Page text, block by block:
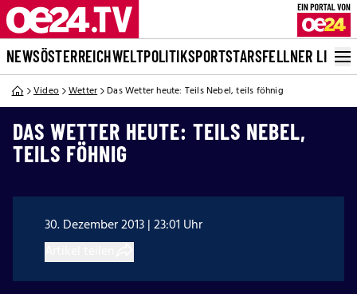
NEWSÖSTERREICHWELTPOLITIKSPORTSTARSFELLNER LIVE
Video Wetter Das Wetter heute: Teils Nebel, teils föhnig
DAS WETTER HEUTE: TEILS NEBEL,
TEILS FÖHNIG
30. Dezember 2013 | 23:01 Uhr